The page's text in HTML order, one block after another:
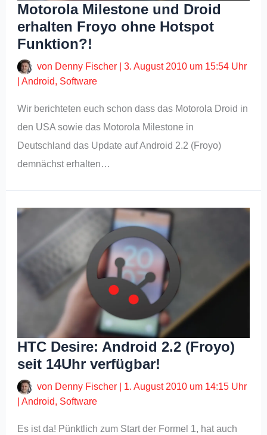
Motorola Milestone und Droid
erhalten Froyo ohne Hotspot
Funktion?!
von Denny Fischer |3. August 2010 um 15:54 Uhr
|Android, Software
Wir berichteten euch schon dass das Motorola Droid in
den USA sowie das Motorola Milestone in
Deutschland das Update auf Android 2.2 (Froyo)
demnächst erhalten…
HTC Desire: Android 2.2 (Froyo)
seit 14Uhr verfügbar!
von Denny Fischer
1. August 2010 um 14:15 Uhr
|Android, Software
Es ist da! Pünktlich zum Start der Formel 1, hat auch